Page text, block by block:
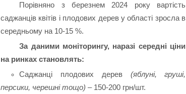
Порівняно з березнем 2024 року вартість
саджанців квітів і плодових дерев у області зросла в
середньому на 10-15 %.
За даними моніторингу, наразі середні ціни
на ринках становлять:
Саджанці плодових дерев (яблуні, груші,
персики, черешні тощо) – 150-200 грн/шт.